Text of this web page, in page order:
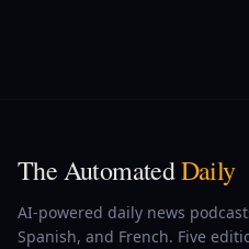
The AutomatedDaily
AI-powered daily news
Spanish, and French. Five